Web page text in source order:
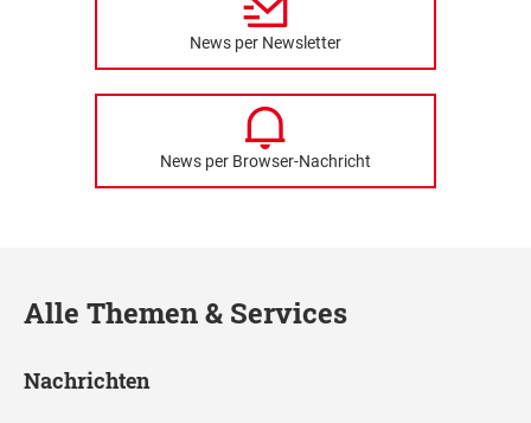
News per Newsletter
News per Browser-Nachricht
Alle Themen & Services
Nachrichten